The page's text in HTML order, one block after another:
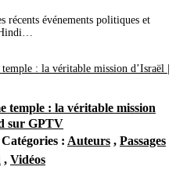
récents événements politiques et
temple : la véritable mission
sur GPTV
: Auteurs , Passages
, Vidéos